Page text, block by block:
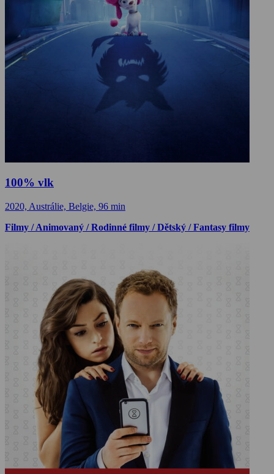
100% vlk
2020, Austrálie, Belgie, 96 min
Filmy / Animovaný / Rodinné filmy / Dětský / Fantasy filmy